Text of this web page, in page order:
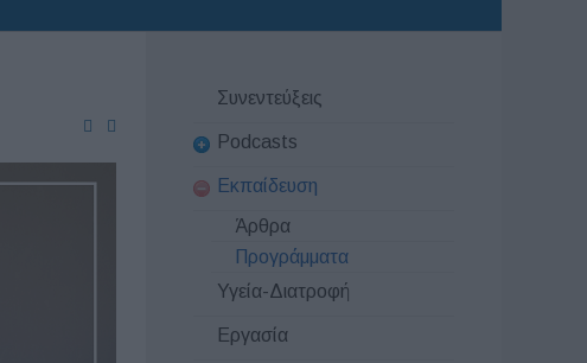
Συνεντεύξεις
Podcasts
Εκπαίδευση
Άρθρα
Προγράμματα
Υγεία-Διατροφή
Εργασία